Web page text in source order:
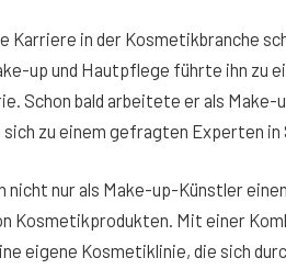
Karriere in der Kosmetikbranche
up und Hautpflege führte ihn zu
Schon bald arbeitete er als
zu einem gefragten Experten in
nicht nur als Make-up-Künstler
Kosmetikprodukten. Mit einer
eigene Kosmetiklinie, die sich